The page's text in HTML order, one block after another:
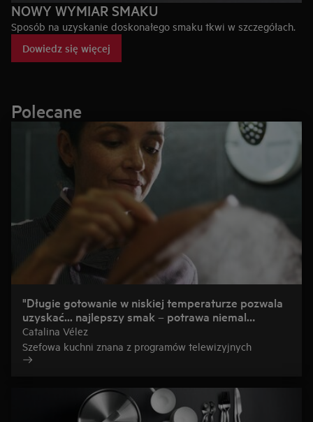
NOWY WYMIAR SMAKU
Sposób na uzyskanie doskonałego smaku tkwi w szczegółach.
Dowiedz się więcej
Polecane
"Długie gotowanie w niskiej temperaturze pozwala
uzyskać... najlepszy smak – potrawa niemal
rozpływa się ustach podczas jedzenia."
Catalina Vélez
Szefowa kuchni znana z programów telewizyjnych